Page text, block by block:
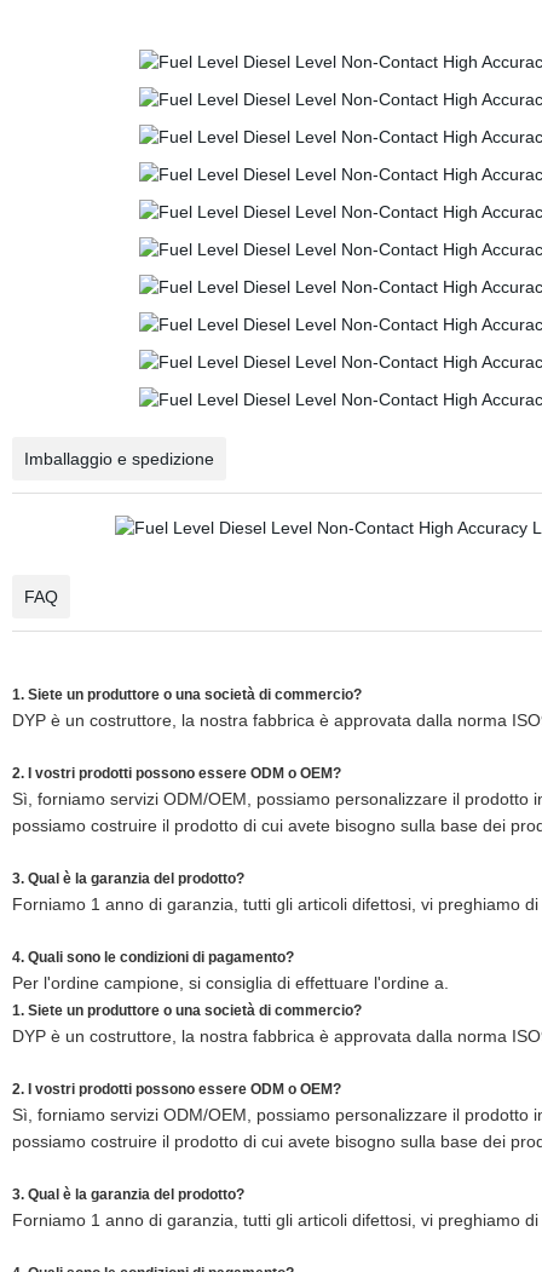
Imballaggio e spedizione
FAQ
1. Siete un produttore o una società di commercio?
DYP è un costruttore, la nostra fabbrica è approvata dalla norma
2. I vostri prodotti possono essere ODM o OEM?
Sì, forniamo servizi ODM/OEM, possiamo personalizzare il
possiamo costruire il prodotto di cui avete bisogno sulla base dei
3. Qual è la garanzia del prodotto?
Forniamo 1 anno di garanzia, tutti gli articoli difettosi, vi preghiamo
4. Quali sono le condizioni di pagamento?
Per l'ordine campione, si consiglia di effettuare l'ordine a.
1. Siete un produttore o una società di commercio?
DYP è un costruttore, la nostra fabbrica è approvata dalla norma
2. I vostri prodotti possono essere ODM o OEM?
Sì, forniamo servizi ODM/OEM, possiamo personalizzare il
possiamo costruire il prodotto di cui avete bisogno sulla base dei
3. Qual è la garanzia del prodotto?
Forniamo 1 anno di garanzia, tutti gli articoli difettosi, vi preghiamo